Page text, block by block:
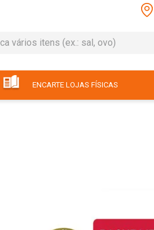
vários itens (ex.: sal, ovo)
ENCARTE LOJAS FÍSICAS
leite